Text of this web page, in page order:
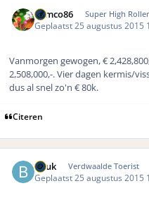
Remco86 Super High Roller
Geplaatst25 augustus 2015
Vanmorgen gewogen, €
2,508,000,-. Vier dagen kermis/
dus al snel zo'n € 80k.
Citeren
Beuk Verdwaalde Toerist
Geplaatst25 augustus 2015